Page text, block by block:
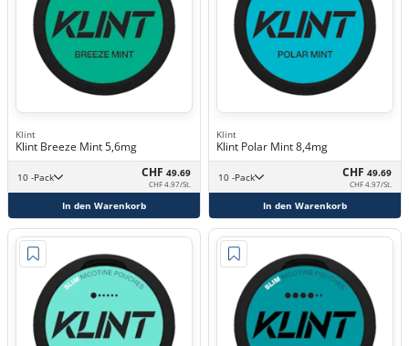
Klint
Klint Breeze Mint 5,6mg
10 -Pack CHF 49.69
CHF 4.97/St.
In den Warenkorb
Klint
Klint Polar Mint 8,4mg
10 -Pack CHF 49.69
CHF 4.97/St.
In den Warenkorb